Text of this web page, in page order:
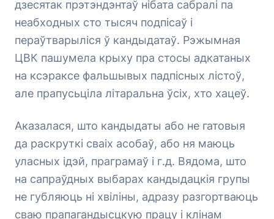
дзесятак прэтэндэнтаў нібата сабралі па
неабходных сто тысяч подпісаў і
пераўтварыліся ў кандыдатаў. Рэжымная
ЦВК пашумела крыху пра стосы адкатаных
на ксэраксе фальшывых падпісных лістоў,
але прапусьціла літаральна ўсіх, хто хацеў.
Аказалася, што кандыдаты або не гатовыя
да раскруткі сваіх асобаў, або ня маюць
уласных ідэй, праграмаў і г.д. Вядома, што
на сапраўдных выбарах кандыдацкія групы
не губляюць ні хвіліны, адразу разгортваюць
сваю прапагандысцкую працу і клінам